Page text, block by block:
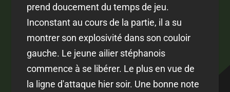
prend doucement du temps de jeu.
Inconstant au cours de la partie, il a su
montrer son explosivité dans son couloir
gauche. Le jeune ailier stéphanois
commence à se libérer. Le plus en vue de
la ligne d'attaque hier soir. Une bonne note